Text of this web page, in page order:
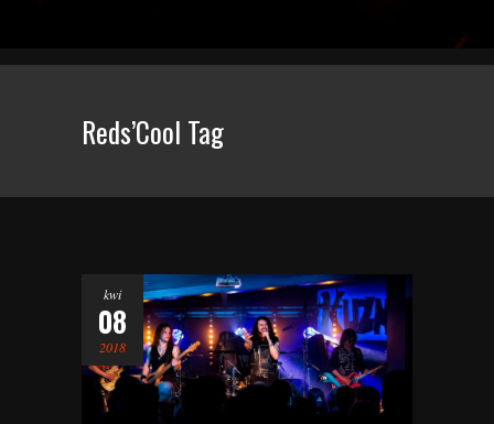
Reds’Cool Tag
kwi
08
2018